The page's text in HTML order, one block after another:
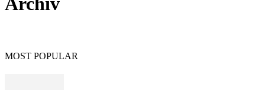
MOST POPULAR